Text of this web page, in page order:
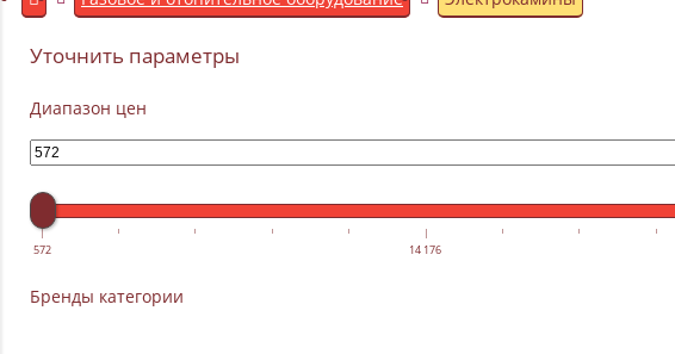
Уточнить параметры
Диапазон цен
572 14 176
Бренды категории